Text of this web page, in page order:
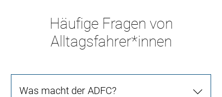
Häufige Fragen von
Alltagsfahrer*innen
Was macht der ADFC?